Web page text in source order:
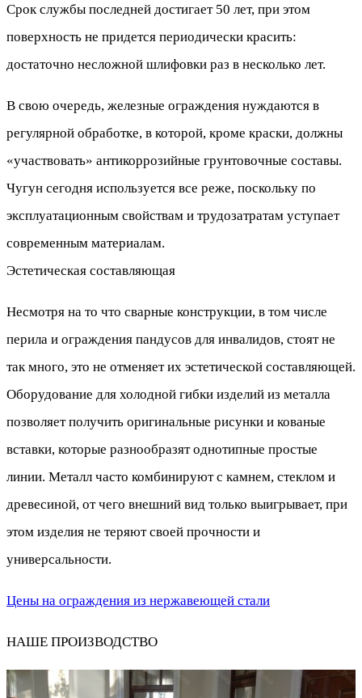
Срок службы последней достигает 50 лет, при этом
поверхность не придется периодически красить:
достаточно несложной шлифовки раз в несколько лет.
В свою очередь, железные ограждения нуждаются в
регулярной обработке, в которой, кроме краски, должны
«участвовать» антикоррозийные грунтовочные составы.
Чугун сегодня используется все реже, поскольку по
эксплуатационным свойствам и трудозатратам уступает
современным материалам.
Эстетическая составляющая
Несмотря на то что сварные конструкции, в том числе
перила и ограждения пандусов для инвалидов, стоят не
так много, это не отменяет их эстетической составляющей.
Оборудование для холодной гибки изделий из металла
позволяет получить оригинальные рисунки и кованые
вставки, которые разнообразят однотипные простые
линии. Металл часто комбинируют с камнем, стеклом и
древесиной, от чего внешний вид только выигрывает, при
этом изделия не теряют своей прочности и
универсальности.
Цены на ограждения из нержавеющей стали
НАШЕ ПРОИЗВОДСТВО